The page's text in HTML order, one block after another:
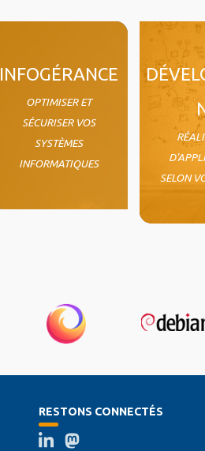
INFOGÉRANCE
OPTIMISER ET
SÉCURISER VOS
SYSTÈMES
INFORMATIQUES
SELON
RESTONS CONNECTÉS